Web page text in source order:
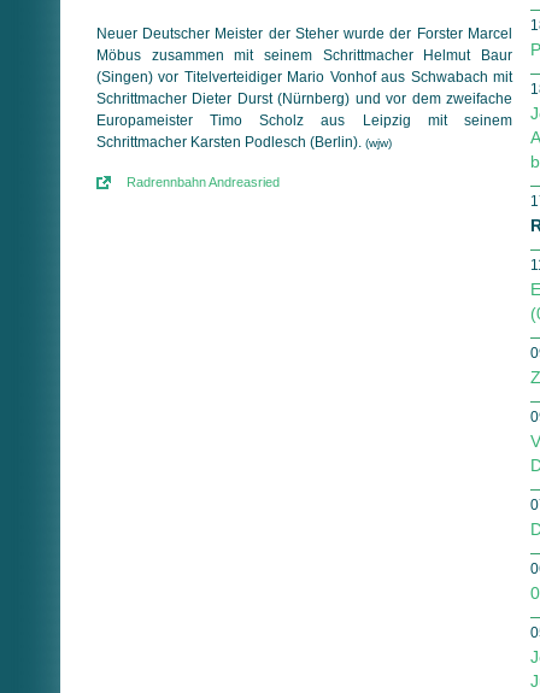
Neuer Deutscher Meister der Steher wurde der Forster Marcel
Möbus zusammen mit seinem Schrittmacher Helmut Baur
(Singen) vor Titelverteidiger Mario Vonhof aus Schwabach mit
Schrittmacher Dieter Durst (Nürnberg) und vor dem zweifache
Europameister Timo Scholz aus Leipzig mit seinem
Schrittmacher Karsten Podlesch (Berlin). (wjw)
Radrennbahn Andreasried